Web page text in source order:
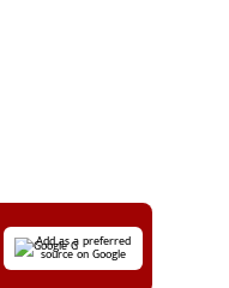
Add as a preferred
source on Google